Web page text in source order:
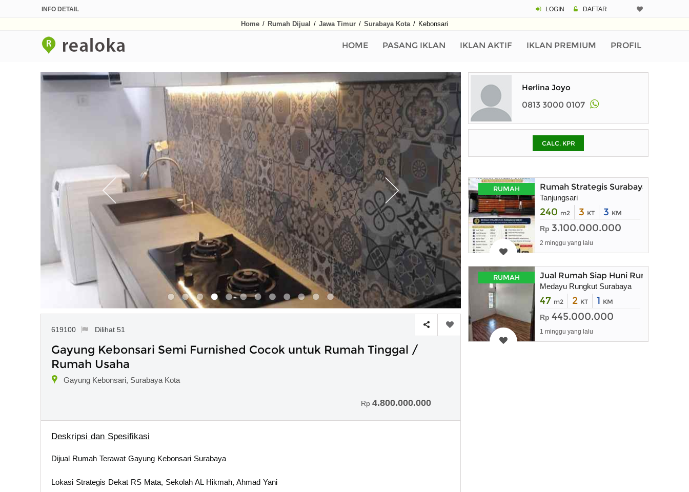
INFO DETAIL LOGIN DAFTAR
Home / Rumah Dijual / Jawa Timur / Surabaya Kota / Kebonsari
HOME PASANG IKLAN IKLAN AKTIF IKLAN PREMIUM PROFIL
619100 Dilihat 51
Gayung Kebonsari Semi Furnished Cocok untuk Rumah Tinggal /
Rumah Usaha
Gayung Kebonsari, Surabaya Kota
Rp 4.800.000.000
Deskripsi dan Spesifikasi
Dijual Rumah Terawat Gayung Kebonsari Surabaya
Lokasi Strategis Dekat RS Mata, Sekolah AL Hikmah, Ahmad Yani
Pinjaman (PIN)
pada kotak-
Herlina Joyo
0813 3000 0107
CALC. KPR
RUMAH Rumah Strategis Surabaya Barat
Tanjungsari
240 m2 3 KT 3 KM
Rp 3.100.000.000
2 minggu yang lalu
RUMAH Jual Rumah Siap Huni Rungkut
Medayu Rungkut Surabaya
47 m2 2 KT 1 KM
Rp 445.000.000
1 minggu yang lalu